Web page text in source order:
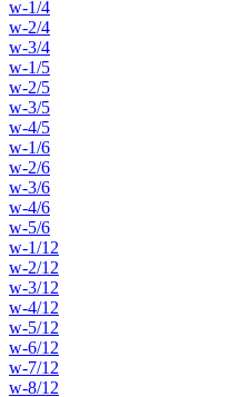
w-1/4
w-2/4
w-3/4
w-1/5
w-2/5
w-3/5
w-4/5
w-1/6
w-2/6
w-3/6
w-4/6
w-5/6
w-1/12
w-2/12
w-3/12
w-4/12
w-5/12
w-6/12
w-7/12
w-8/12